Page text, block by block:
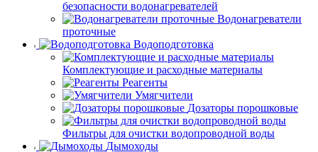
безопасности водонагревателей
Водонагреватели
проточные
Водоподготовка
Комплектующие и расходные материалы
Реагенты
Умягчители
Дозаторы порошковые
Фильтры для очистки водопроводной воды
Дымоходы